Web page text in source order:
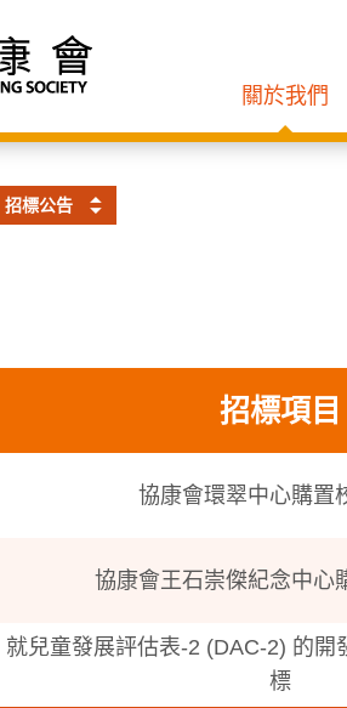
關於我們
招標公告
招標項目
協康會環翠中心購置
協康會王石崇傑紀念中心
就兒童發展評估表-2 (DAC-2) 的開
標